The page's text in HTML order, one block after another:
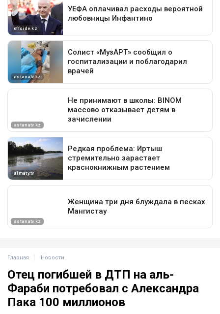
Главная Новости
Отец погибшей в ДТП на аль-
Фараби потребовал с Александра
Пака 100 миллионов